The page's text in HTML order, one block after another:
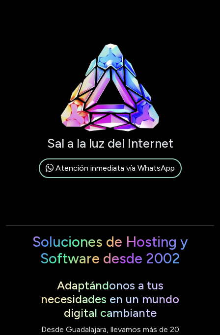
Sal a la luz del Internet
Atención inmediata vía WhatsApp
Soluciones de Hosting y
Software desde 2002
Adaptándonos a tus
necesidades en un mundo
digital cambiante
Desde Guadalajara, llevamos más de 20